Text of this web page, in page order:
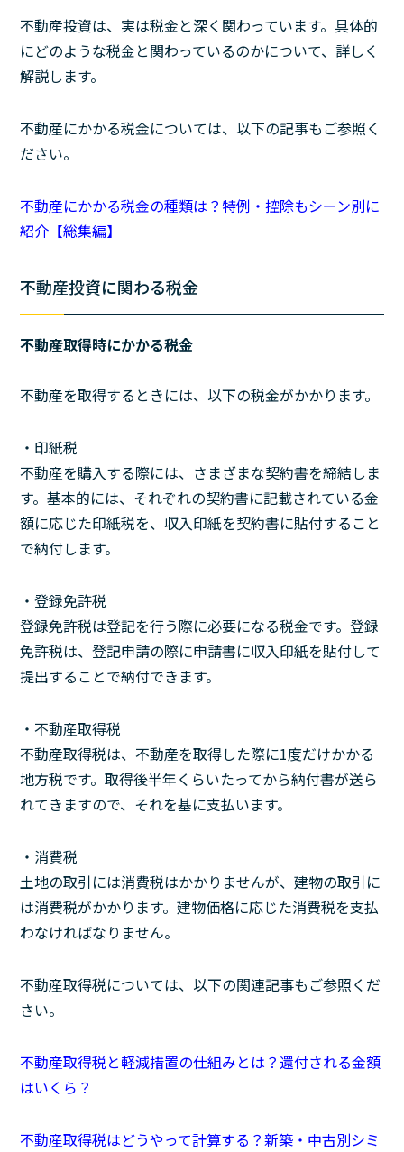
不動産投資は、実は税金と深く関わっています。具体的
にどのような税金と関わっているのかについて、詳しく
解説します。
不動産にかかる税金については、以下の記事もご参照く
ださい。
不動産にかかる税金の種類は？特例・控除もシーン別に
紹介【総集編】
不動産投資に関わる税金
不動産取得時にかかる税金
不動産を取得するときには、以下の税金がかかります。
・印紙税
不動産を購入する際には、さまざまな契約書を締結しま
す。基本的には、それぞれの契約書に記載されている金
額に応じた印紙税を、収入印紙を契約書に貼付すること
で納付します。
・登録免許税
登録免許税は登記を行う際に必要になる税金です。登録
免許税は、登記申請の際に申請書に収入印紙を貼付して
提出することで納付できます。
・不動産取得税
不動産取得税は、不動産を取得した際に1度だけかかる
地方税です。取得後半年くらいたってから納付書が送ら
れてきますので、それを基に支払います。
・消費税
土地の取引には消費税はかかりませんが、建物の取引に
は消費税がかかります。建物価格に応じた消費税を支払
わなければなりません。
不動産取得税については、以下の関連記事もご参照くだ
さい。
不動産取得税と軽減措置の仕組みとは？還付される金額
はいくら？
不動産取得税はどうやって計算する？新築・中古別シミ